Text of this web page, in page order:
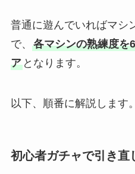
普通に遊んでいればマシ
で、 各マシンの熟練度を
アとなります。
以下、順番に解説します。
初心者ガチャで引き直